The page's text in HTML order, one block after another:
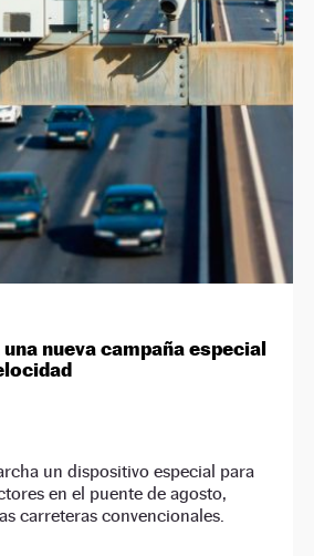
una nueva campaña especial
un dispositivo especial para
en el puente de agosto,
carreteras convencionales.